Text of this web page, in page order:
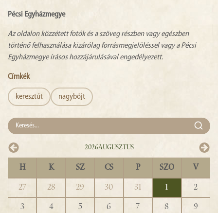
Pécsi Egyházmegye
Az oldalon közzétett fotók és a szöveg részben vagy egészben
történő felhasználása kizárólag forrásmegjelöléssel vagy a Pécsi
Egyházmegye írásos hozzájárulásával engedélyezett.
Címkék
keresztút nagyböjt
2026Augusztus
H K SZ CS P SZO V
27 28 29 30 31 1
2
3
4 5 6 7 8
9